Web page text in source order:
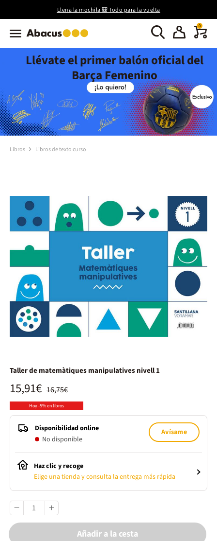
Llena la mochila 🎒 Todo para la vuelta
0
Llévate el primer balón oficial del
Barça Femenino
Libros Libros de texto curso
Taller de matemàtiques manipulatives nivell 1
16,75€
15,91€
Hoy -5% en libros
Disponibilidad online
No disponible
Avísame
Haz clic y recoge
Elige una tienda y consulta la entrega más rápida
Añadir a la cesta